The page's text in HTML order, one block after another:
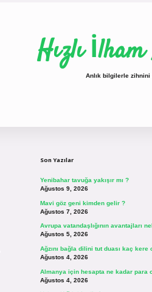
Hızlı
Anlık bilgilerle zihnini
Son Yazılar
Yenibahar tavuğa yakışır mı ?
Ağustos 9, 2026
Mavi göz geni kimden gelir ?
Ağustos 7, 2026
Avrupa vatandaşlığının avantajları
Ağustos 5, 2026
Ağzını bağla dilini tut duası kaç kere
Ağustos 4, 2026
Almanya için hesapta ne kadar para
Ağustos 4, 2026